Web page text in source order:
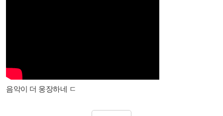
음악이 더 웅장하네 ㄷ